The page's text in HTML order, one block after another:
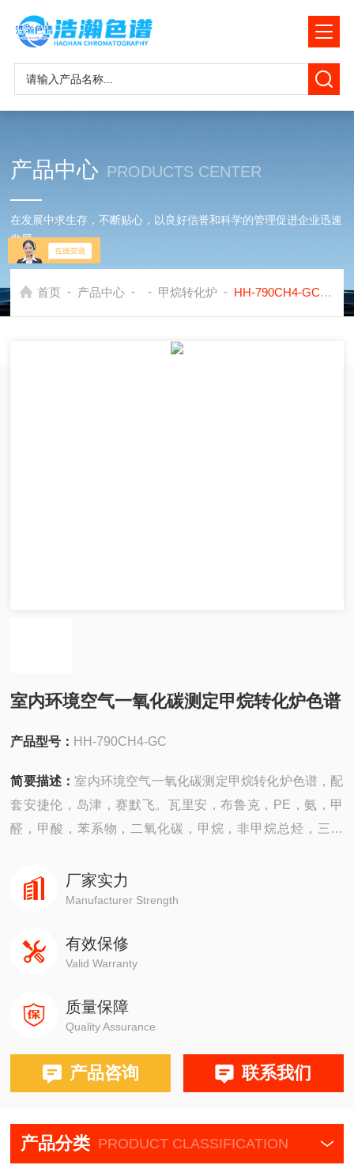
产品中心 PRODUCTS CENTER
在发展中求生存，不断贴心，以良好信誉和科学的管理促进企业迅速
发展
首页 - 产品中心 - - 甲烷转化炉 - HH-790CH4-GC室内环境空气一氧化碳测定甲烷转化炉色谱
室内环境空气一氧化碳测定甲烷转化炉色谱
产品型号： HH-790CH4-GC
简要描述：室内环境空气一氧化碳测定甲烷转化炉色谱，配
套安捷伦，岛津，赛默飞。瓦里安，布鲁克，PE，氨，甲
醛，甲酸，苯系物，二氧化碳，甲烷，非甲烷总烃，三甲
厂家实力
Manufacturer Strength
有效保修
Valid Warranty
质量保障
Quality Assurance
产品咨询 联系我们
产品分类 PRODUCT CLASSIFICATION